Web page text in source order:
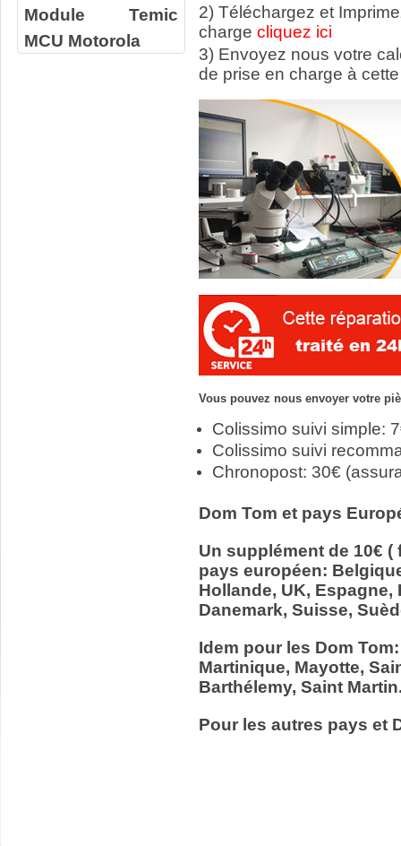
Module Temic
MCU Motorola
2) Téléchargez et
charge cliquez ici
3) Envoyez nous votre
de prise en charge à
Vous pouvez nous envoyer votre
Colissimo suivi simple:
Colissimo suivi
Chronopost: 30€
Dom Tom et pays
Un supplément de 10€
pays européen:
Hollande, UK,
Danemark, Suisse,
Idem pour les Dom
Martinique, Mayotte,
Barthélemy, Saint
Pour les autres pays et